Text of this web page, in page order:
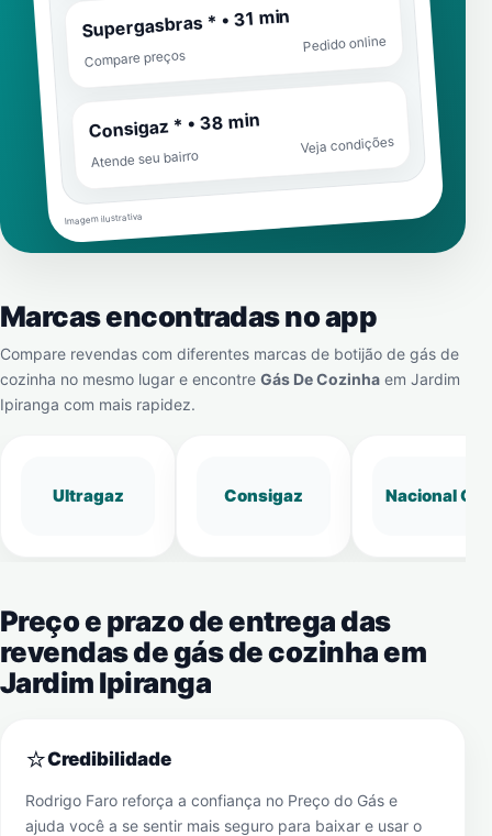
Supergasbras * • 31 min
Compare preços
Pedido online
Consigaz * • 38 min
Atende seu bairro
Veja condições
Imagem ilustrativa
Marcas encontradas no app
Compare revendas com diferentes marcas de botijão de gás de
cozinha no mesmo lugar e encontre Gás De Cozinha em Jardim
Ipiranga com mais rapidez.
Ultragaz Consigaz Nacional Gás
Preço e prazo de entrega das
revendas de gás de cozinha em
Jardim Ipiranga
⭐Credibilidade
Rodrigo Faro reforça a confiança no Preço do Gás e
ajuda você a se sentir mais seguro para baixar e usar o